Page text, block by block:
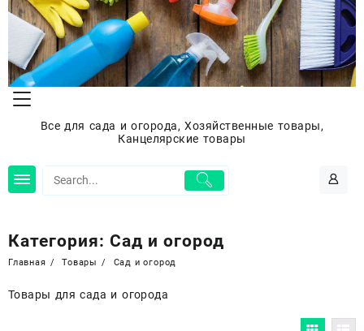
Перейти
содержимому
Все для сада и огорода, Хозяйственные товары,
Канцелярские товары
Категория: Сад и огород
Главная Товары Сад и огород
Товары для сада и огорода